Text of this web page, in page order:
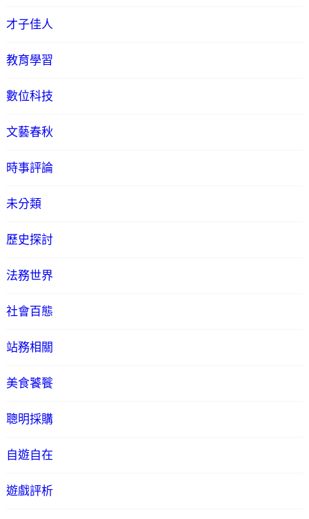
才子佳人
教育學習
數位科技
文藝春秋
時事評論
未分類
歷史探討
法務世界
社會百態
站務相關
美食饕餮
聰明採購
自遊自在
遊戲評析